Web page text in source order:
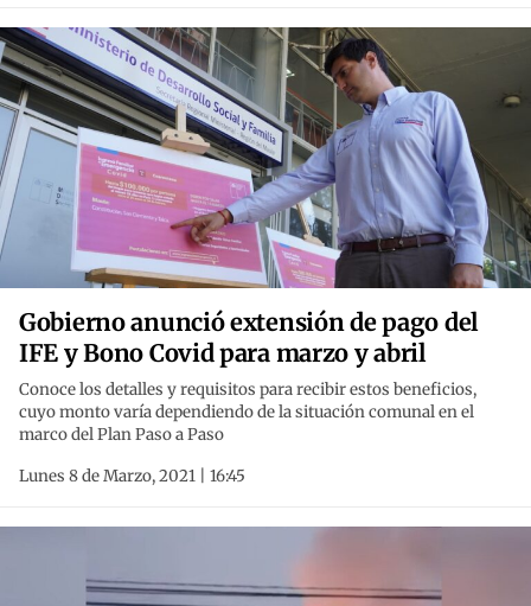
Gobierno anunció extensión de pago del
IFE y Bono Covid para marzo y abril
Conoce los detalles y requisitos para recibir estos beneficios,
cuyo monto varía dependiendo de la situación comunal en el
marco del Plan Paso a Paso
Lunes 8 de Marzo, 2021 | 16:45